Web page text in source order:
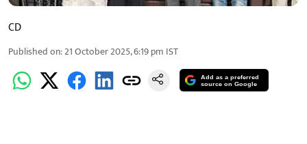
CD
Published on:21 October 2025, 6:19 pm IST
Add as a preferred
source on Google